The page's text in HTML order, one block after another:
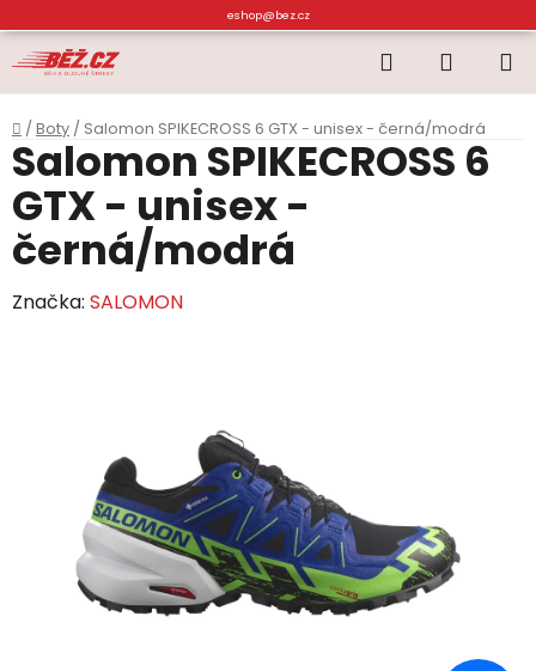
na
obsah
eshop@bez.cz
Hledat
KOŠÍK
Domů
/ Boty / Salomon SPIKECROSS 6 GTX - unisex - černá/modrá
Salomon SPIKECROSS 6
GTX - unisex -
černá/modrá
Značka: SALOMON